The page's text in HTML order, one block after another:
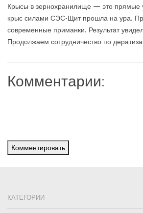
Крысы в зернохранилище — это прямые
крыс силами СЭС-Щит прошла на ура.
современные приманки. Результат
Продолжаем сотрудничество по
Комментарии:
Комментировать
КАТЕГОРИИ